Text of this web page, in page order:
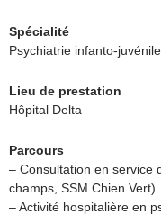
Spécialité
Psychiatrie infanto-juvénile
Lieu de prestation
Hôpital Delta
Parcours
– Consultation en service
champs, SSM Chien Vert)
– Activité hospitalière en